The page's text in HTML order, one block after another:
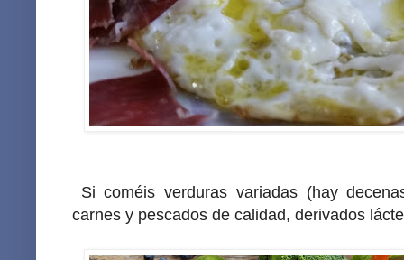
Si coméis verduras variadas (hay
carnes y pescados de calidad, derivados